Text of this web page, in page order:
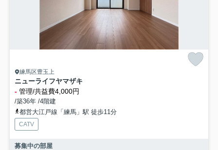
練馬区豊玉上
ニューライフヤマザキ
- 管理/共益費4,000円
/築36年 /4階建
都営大江戸線「練馬」駅 徒歩11分
CATV
募集中の部屋